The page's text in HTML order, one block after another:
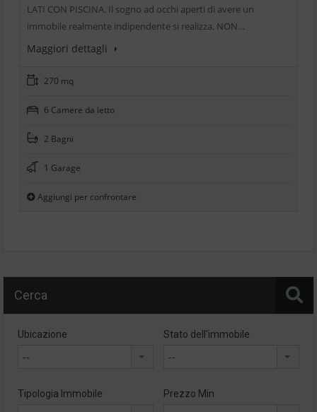
LATI CON PISCINA. Il sogno ad occhi aperti di avere un
immobile realmente indipendente si realizza. NON…
Maggiori dettagli
270 mq
6 Camere da letto
2 Bagni
1 Garage
Aggiungi per confrontare
Cerca
Ubicazione
--
Stato dell'immobile
--
Tipologia Immobile Prezzo Min